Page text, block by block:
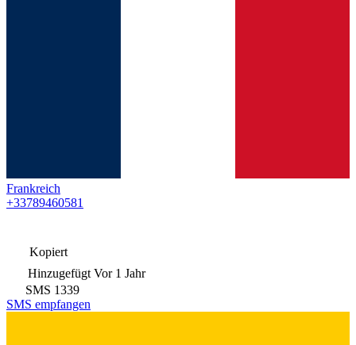
Frankreich
+33789460581
Kopiert
Hinzugefügt Vor 1 Jahr
SMS 1339
SMS empfangen